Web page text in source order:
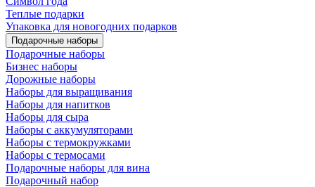
Теплые подарки
Упаковка для новогодних подарков
Подарочные наборы
Подарочные наборы
Бизнес наборы
Дорожные наборы
Наборы для выращивания
Наборы для напитков
Наборы для сыра
Наборы с аккумуляторами
Наборы с термокружками
Наборы с термосами
Подарочные наборы для вина
Подарочный набор